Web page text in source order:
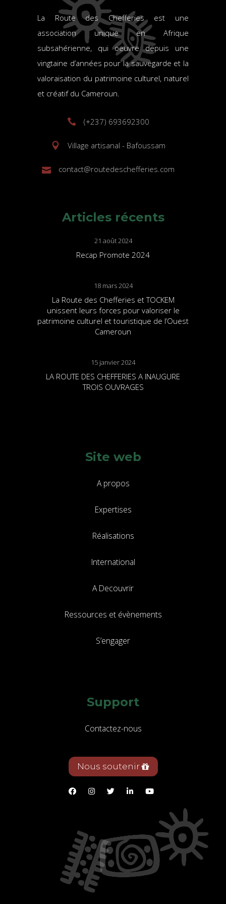
La Route des Chefferies est une
association unique en Afrique
subsahérienne, qui oeuvre depuis une
vingtaine d’années pour la sauvegarde et la
valoraisation du patrimoine culturel, naturel
et créatif du Cameroun.
(+237) 693692300
Village artisanal - Bafoussam
contact@routedeschefferies.com
Articles récents
21 août 2024
Recap Promote 2024
18 mars 2024
La Route des Chefferies et TOCKEM
unissent leurs forces pour valoriser le
patrimoine culturel et touristique de l’Ouest
Cameroun
15 janvier 2024
LA ROUTE DES CHEFFERIES A INAUGURE
TROIS OUVRAGES
Site web
A propos
Expertises
Réalisations
International
A Decouvrir
Ressources et évènements
S’engager
Support
Contactez-nous
Nous soutenir